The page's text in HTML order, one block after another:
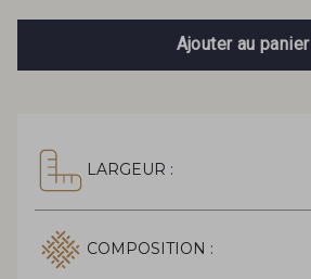
Ajouter au panier
LARGEUR :
COMPOSITION :